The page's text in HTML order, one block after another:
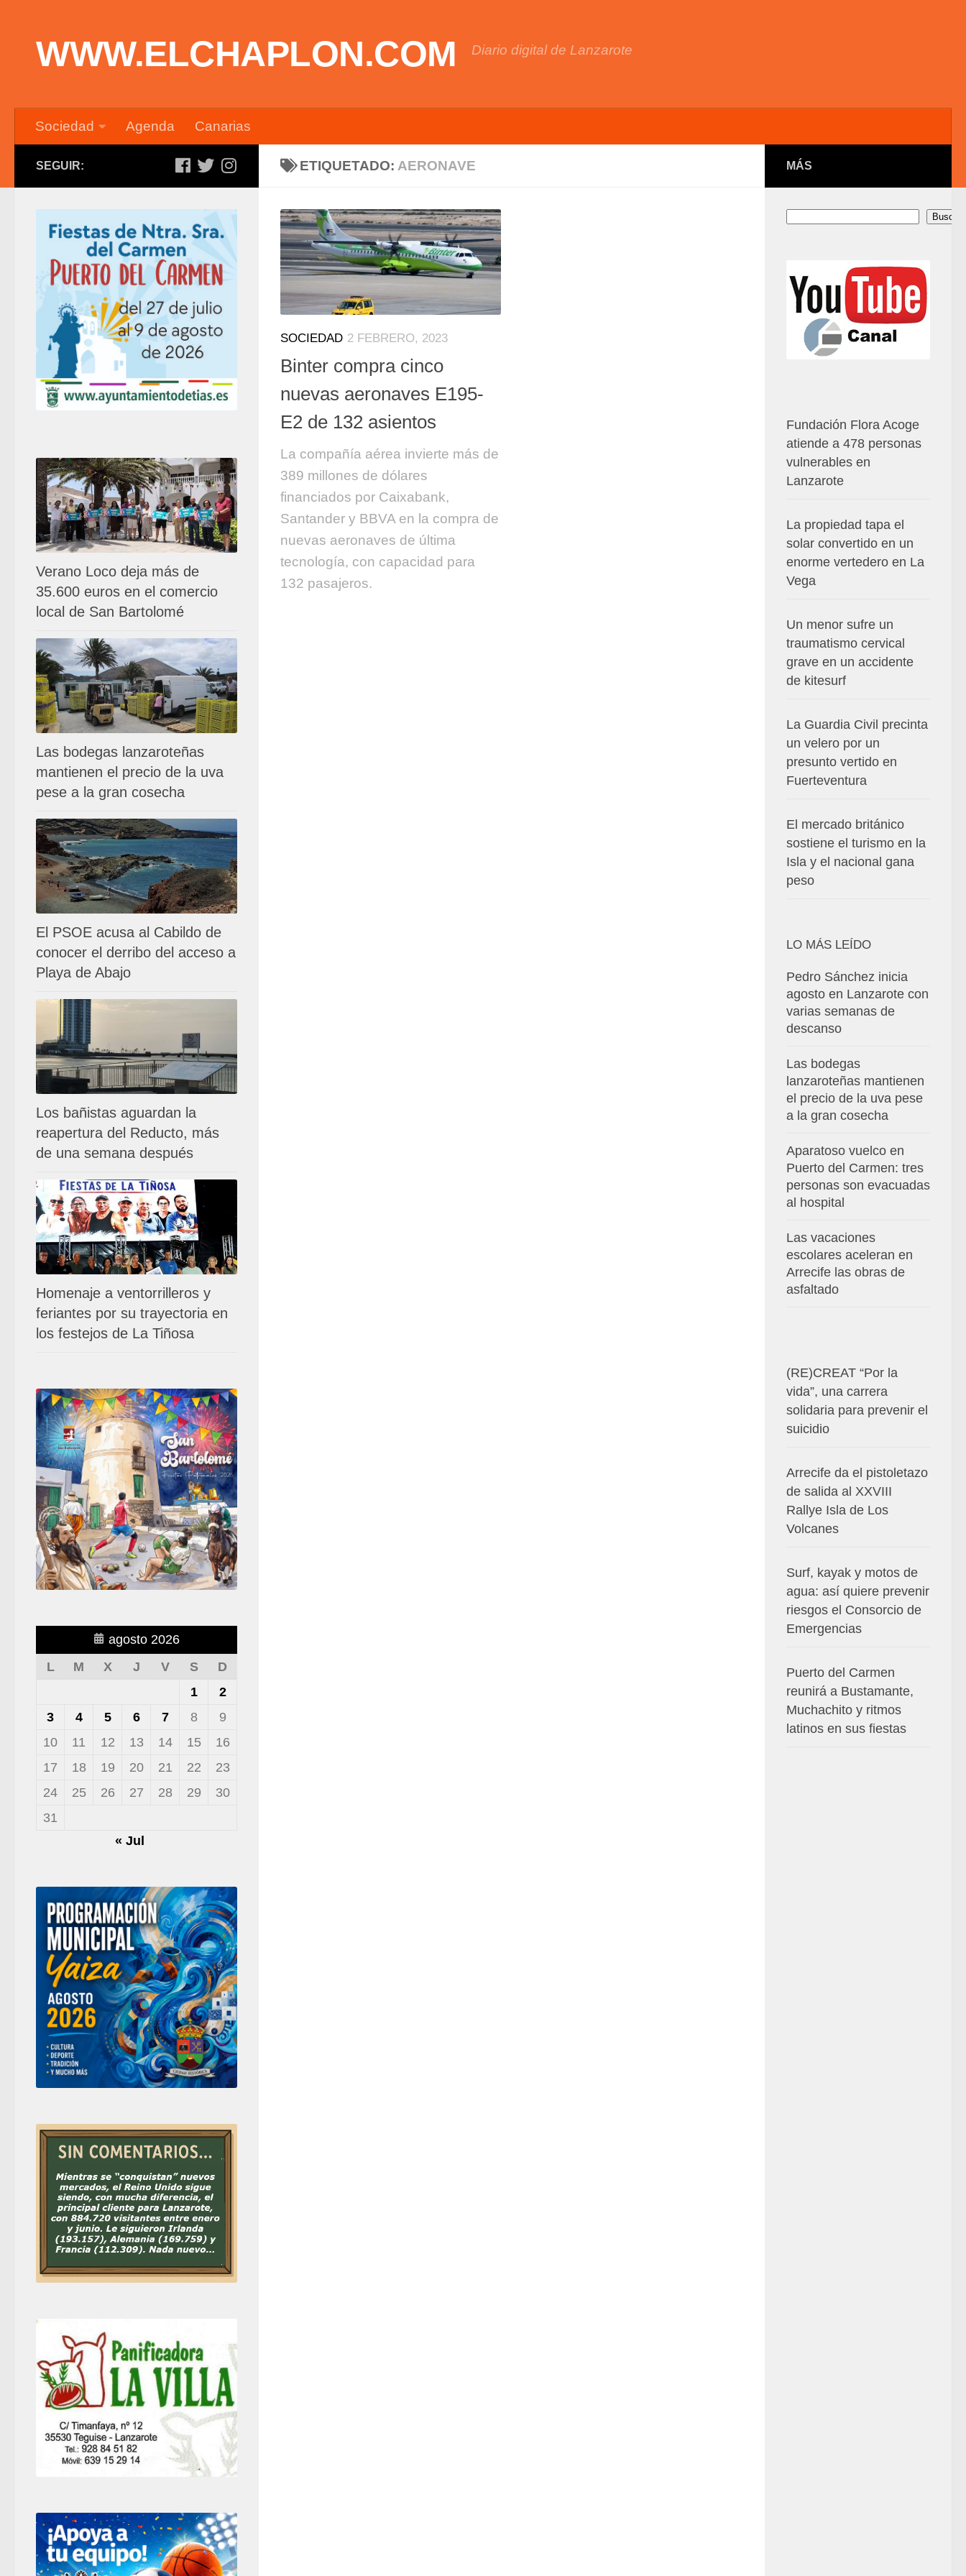
WWW.ELCHAPLON.COM Diario digital de Lanzarote
Sociedad Agenda Canarias
ETIQUETADO: AERONAVE
SOCIEDAD 2 FEBRERO, 2023
Binter compra cinco
nuevas aeronaves E195-
E2 de 132 asientos
La compañía aérea invierte más de
389 millones de dólares
financiados por Caixabank,
Santander y BBVA en la compra de
nuevas aeronaves de última
tecnología, con capacidad para
132 pasajeros.
SEGUIR:
Verano Loco deja más de
35.600 euros en el comercio
local de San Bartolomé
Las bodegas lanzaroteñas
mantienen el precio de la uva
pese a la gran cosecha
El PSOE acusa al Cabildo de
conocer el derribo del acceso a
Playa de Abajo
Los bañistas aguardan la
reapertura del Reducto, más
de una semana después
Homenaje a ventorrilleros y
feriantes por su trayectoria en
los festejos de La Tiñosa
agosto 2026
L
M X J V S
D
1
2
3
4 5 6 7 8
9
10
11 12 13 14 15
16
17
18 19 20 21 22
23
24
25 26 27 28 29
30
31
« Jul
MÁS
Buscar
Fundación Flora Acoge
atiende a 478 personas
vulnerables en
Lanzarote
La propiedad tapa el
solar convertido en un
enorme vertedero en La
Vega
Un menor sufre un
traumatismo cervical
grave en un accidente
de kitesurf
La Guardia Civil precinta
un velero por un
presunto vertido en
Fuerteventura
El mercado británico
sostiene el turismo en la
Isla y el nacional gana
peso
LO MÁS LEÍDO
Pedro Sánchez inicia
agosto en Lanzarote con
varias semanas de
descanso
Las bodegas
lanzaroteñas mantienen
el precio de la uva pese
a la gran cosecha
Aparatoso vuelco en
Puerto del Carmen: tres
personas son evacuadas
al hospital
Las vacaciones
escolares aceleran en
Arrecife las obras de
asfaltado
(RE)CREAT “Por la
vida”, una carrera
solidaria para prevenir el
suicidio
Arrecife da el pistoletazo
de salida al XXVIII
Rallye Isla de Los
Volcanes
Surf, kayak y motos de
agua: así quiere prevenir
riesgos el Consorcio de
Emergencias
Puerto del Carmen
reunirá a Bustamante,
Muchachito y ritmos
latinos en sus fiestas